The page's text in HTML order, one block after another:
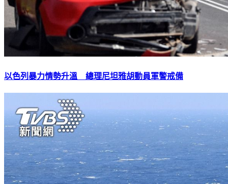
以色列暴力情勢升溫 總理尼坦雅胡動員軍警戒備